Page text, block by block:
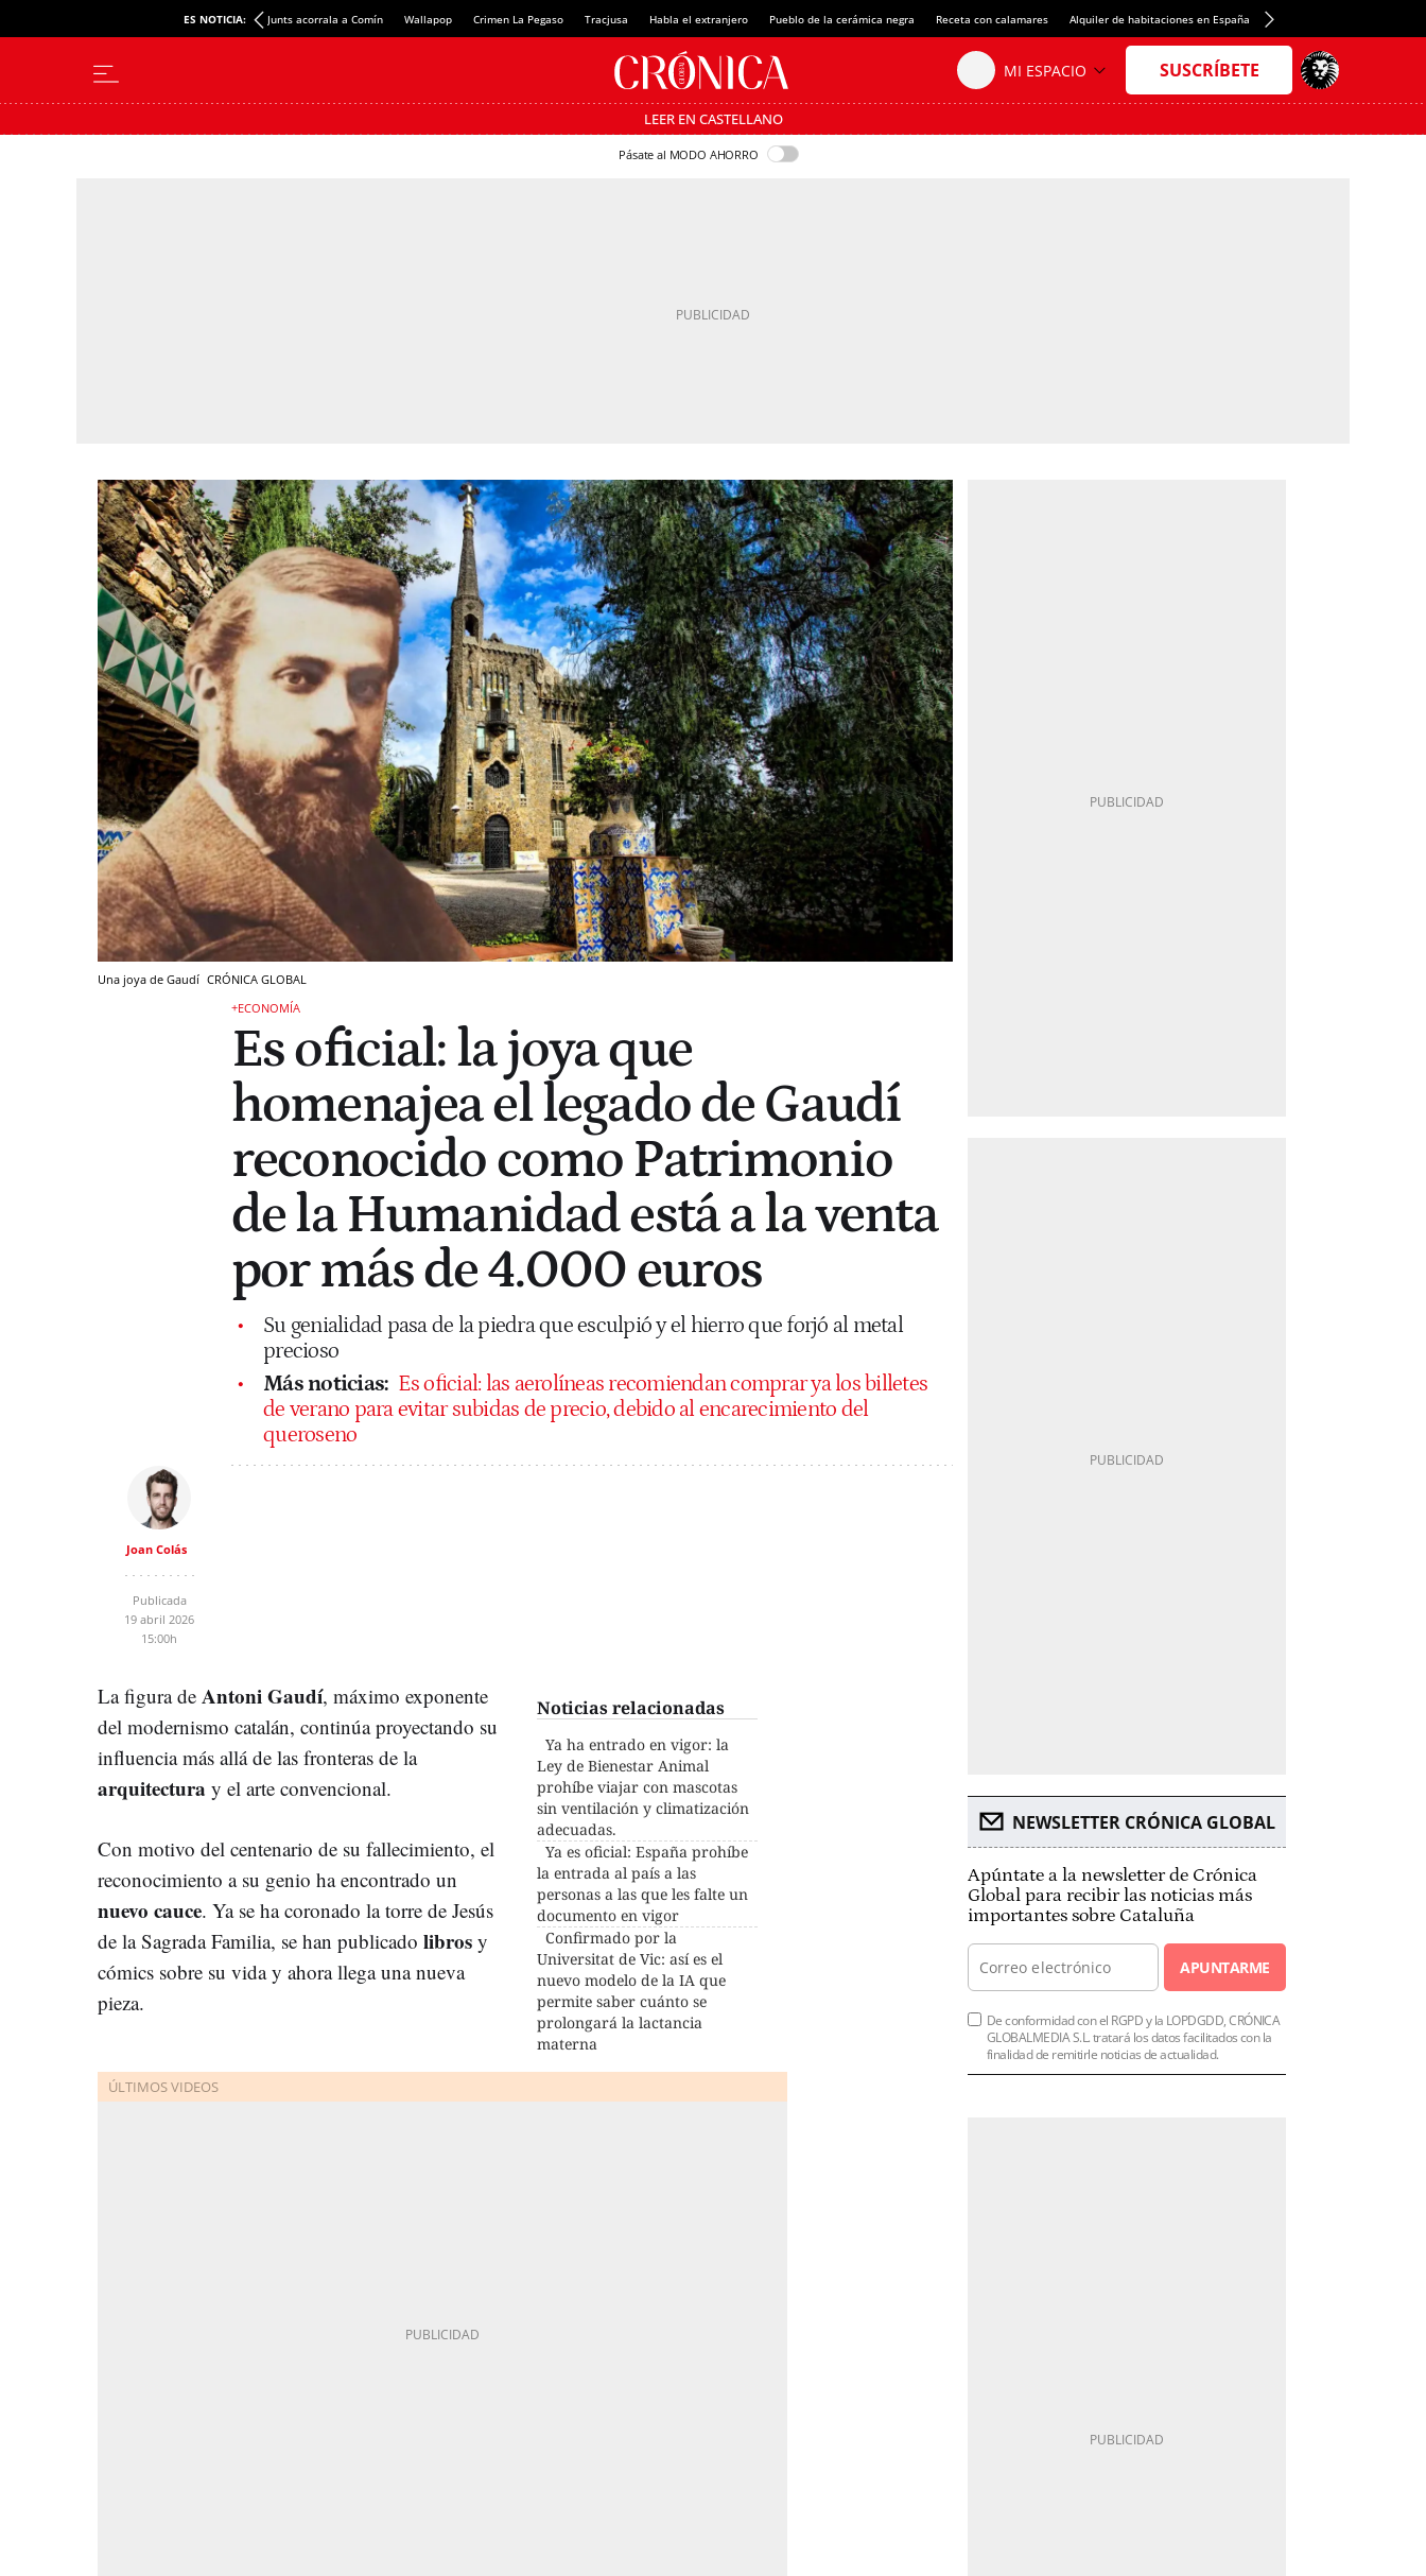
ES NOTICIA: Junts acorrala a Comín Wallapop Crimen La Pegaso Tracjusa Habla el extranjero Pueblo de la cerámica negra Receta con calamares Alquiler de habitaciones en España Crédito del Spotify Camp Nou
LEER EN CASTELLANO
Pásate al MODO AHORRO
Una joya de Gaudí CRÓNICA GLOBAL
+ECONOMÍA
Es oficial: la joya que
homenajea el legado de Gaudí
reconocido como Patrimonio
de la Humanidad está a la venta
por más de 4.000 euros
Su genialidad pasa de la piedra que esculpió y el hierro que forjó al metal
precioso
Más noticias: Es oficial: las aerolíneas recomiendan comprar ya los billetes
de verano para evitar subidas de precio, debido al encarecimiento del
queroseno
Joan Colás
Publicada
19 abril 2026
15:00h
Noticias relacionadas
Ya ha entrado en vigor: la
Ley de Bienestar Animal
prohíbe viajar con mascotas
sin ventilación y climatización
adecuadas.
Ya es oficial: España prohíbe
la entrada al país a las
personas a las que les falte un
documento en vigor
Confirmado por la
Universitat de Vic: así es el
nuevo modelo de la IA que
permite saber cuánto se
prolongará la lactancia
materna
La figura de Antoni Gaudí, máximo exponente
del modernismo catalán, continúa proyectando su
influencia más allá de las fronteras de la
arquitectura y el arte convencional.
Con motivo del centenario de su fallecimiento, el
reconocimiento a su genio ha encontrado un
nuevo cauce. Ya se ha coronado la torre de Jesús
de la Sagrada Familia, se han publicado libros y
cómics sobre su vida y ahora llega una nueva
pieza.
NEWSLETTER CRÓNICA GLOBAL
Apúntate a la newsletter de Crónica
Global para recibir las noticias más
importantes sobre Cataluña
APUNTARME
De conformidad con el RGPD y la LOPDGDD, CRÓNICA
GLOBALMEDIA S.L. tratará los datos facilitados con la
finalidad de remitirle noticias de actualidad.